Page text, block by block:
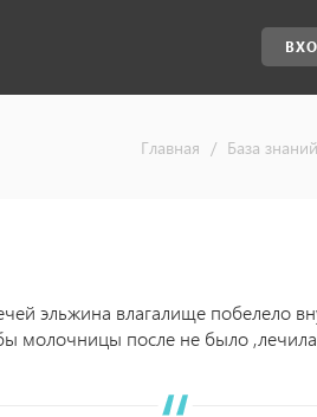
Главная / База знаний
эльжина влагалище побелело
молочницы после не было